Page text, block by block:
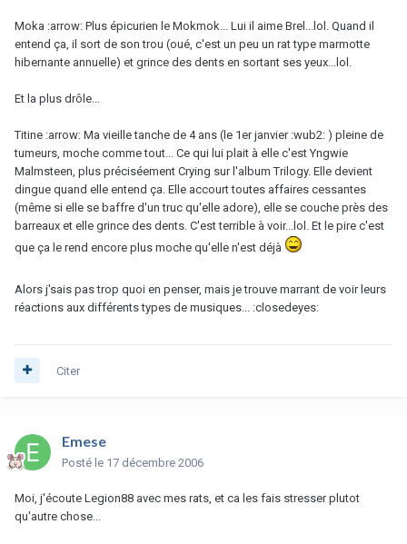
Moka :arrow: Plus épicurien le Mokmok... Lui il aime Brel...lol. Quand il
entend ça, il sort de son trou (oué, c'est un peu un rat type marmotte
hibernante annuelle) et grince des dents en sortant ses yeux...lol.
Et la plus drôle...
Titine :arrow: Ma vieille tanche de 4 ans (le 1er janvier :wub2: ) pleine de
tumeurs, moche comme tout... Ce qui lui plait à elle c'est Yngwie
Malmsteen, plus préciséement Crying sur l'album Trilogy. Elle devient
dingue quand elle entend ça. Elle accourt toutes affaires cessantes
(même si elle se baffre d'un truc qu'elle adore), elle se couche près des
barreaux et elle grince des dents. C'est terrible à voir...lol. Et le pire c'est
que ça le rend encore plus moche qu'elle n'est déjà
Alors j'sais pas trop quoi en penser, mais je trouve marrant de voir leurs
réactions aux différents types de musiques... :closedeyes:
Citer
Emese
Posté le 17 décembre 2006
Moi, j'écoute Legion88 avec mes rats, et ca les fais stresser plutot
qu'autre chose...